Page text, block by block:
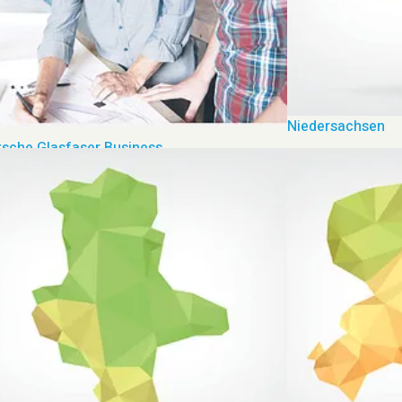
Glasfaser Business
Niedersachsen